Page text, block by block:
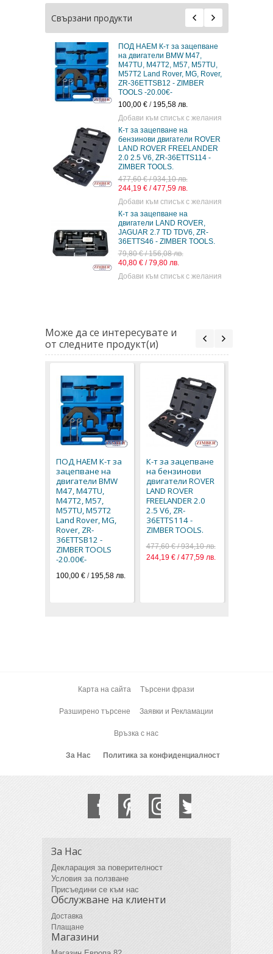
Свързани продукти
ПОД НАЕМ К-т за зацепване
на двигатели BMW M47,
M47TU, M47T2, M57, M57TU,
M57T2 Land Rover, MG, Rover,
ZR-36ETTSB12 - ZIMBER
TOOLS -20.00€-
100,00 €/ 195,58 лв.
Добави към списък с желания
К-т за зацепване на
бензинови двигатели ROVER
LAND ROVER FREELANDER
2.0 2.5 V6, ZR-36ETTS114 -
ZIMBER TOOLS.
477,60 € / 934,10 лв.
244,19 € / 477,59 лв.
Добави към списък с желания
К-т за зацепване на
двигатели LAND ROVER,
JAGUAR 2.7 TD TDV6, ZR-
36ETTS46 - ZIMBER TOOLS.
79,80 € / 156,08 лв.
40,80 € / 79,80 лв.
Добави към списък с желания
Може да се интересувате и
от следните продукт(и)
ПОД НАЕМ К-т за
зацепване на
двигатели BMW
M47, M47TU,
M47T2, M57,
M57TU, M57T2
Land Rover, MG,
Rover, ZR-
36ETTSB12 -
ZIMBER TOOLS
-20.00€-
100,00 €/ 195,58 лв.
К-т за зацепване
на бензинови
двигатели ROVER
LAND ROVER
FREELANDER 2.0
2.5 V6, ZR-
36ETTS114 -
ZIMBER TOOLS.
477,60 € / 934,10 лв.
244,19 € / 477,59 лв.
Карта на сайта Търсени фрази
Разширено търсене Заявки и Рекламации
Връзка с нас
За Нас Политика за конфиденциалност
За Нас
Декларация за поверителност
Условия за ползване
Присъедини се към нас
Обслужване на клиенти
Доставка
Плащане
Магазини